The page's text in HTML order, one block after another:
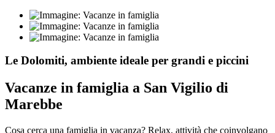
Le Dolomiti, ambiente ideale per grandi e piccini
Vacanze in famiglia a San Vigilio di
Marebbe
Cosa cerca una famiglia in vacanza? Relax, attività che coinvolgano